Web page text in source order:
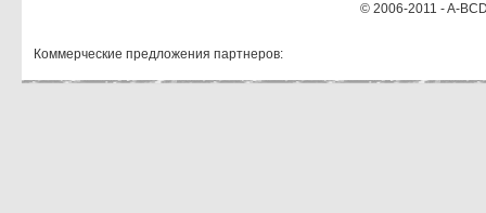
© 2006-2011 - A-
Коммерческие предложения партнеров: